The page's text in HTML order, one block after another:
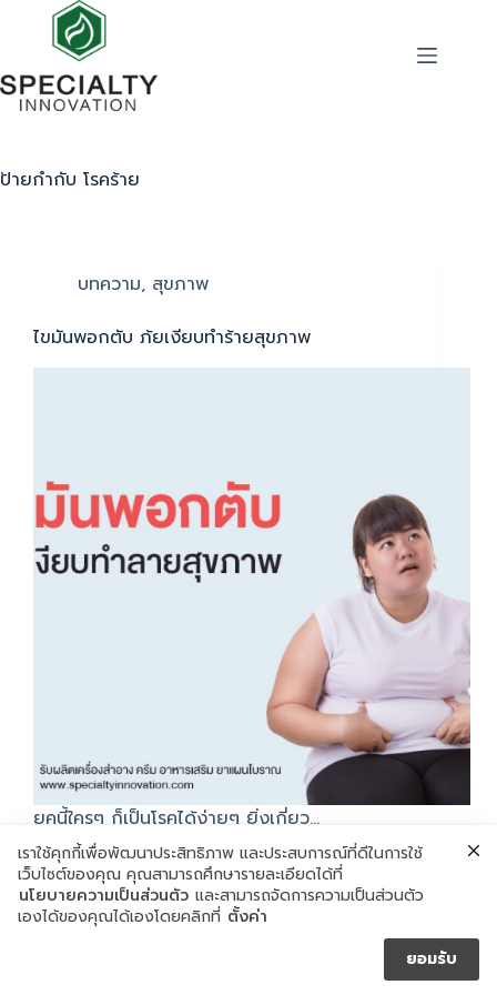
ป้ายกำกับ โรคร้าย
บทความ, สุขภาพ
ไขมันพอกตับ ภ้ยเงียบทำร้ายสุขภาพ
ยุคนี้ใครๆ ก็เป็นโรคได้ง่ายๆ ยิ่งเกี่ยว…
กรกฎาคม 3, 2020
เราใช้คุกกี้เพื่อพัฒนาประสิทธิภาพ และประสบการณ์ที่ดีในการใช้
เว็บไซต์ของคุณ คุณสามารถศึกษารายละเอียดได้ที่
นโยบายความเป็นส่วนตัว และสามารถจัดการความเป็นส่วนตัว
เองได้ของคุณได้เองโดยคลิกที่ ตั้งค่า
ยอมรับ